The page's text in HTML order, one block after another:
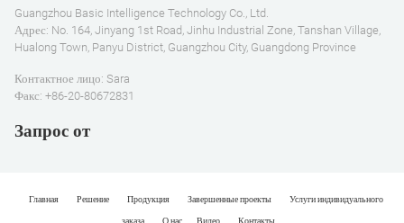
Guangzhou Basic Intelligence Technology Co., Ltd.
Адрес: No. 164, Jinyang 1st Road, Jinhu Industrial Zone, Tanshan Village,
Hualong Town, Panyu District, Guangzhou City, Guangdong Province
Контактное лицо: Sara
Факс: +86-20-80672831
Запрос от
Главная Решение Продукция Завершенные проекты Услуги индивидуального
заказа О нас Видео Контакты